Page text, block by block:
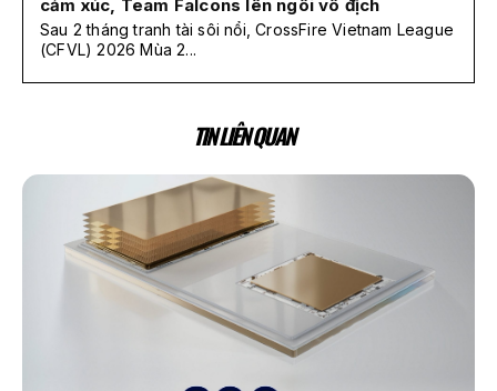
cảm xúc, Team Falcons lên ngôi vô địch
Sau 2 tháng tranh tài sôi nổi, CrossFire Vietnam League
(CFVL) 2026 Mùa 2...
TIN LIÊN QUAN